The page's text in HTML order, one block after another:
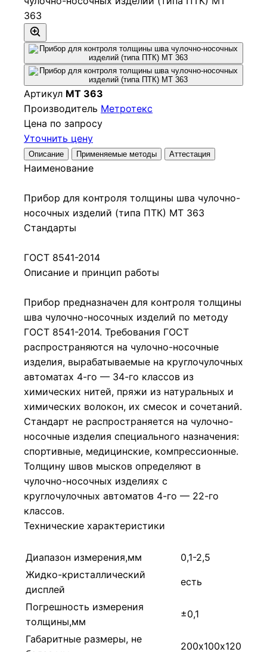
Артикул МТ 363
Производитель Метротекс
Цена по запросу
Уточнить цену
Описание Применяемые методы Аттестация
Наименование
Прибор для контроля толщины шва чулочно-
носочных изделий (типа ПТК) МТ 363
Стандарты
ГОСТ 8541-2014
Описание и принцип работы
Прибор предназначен для контроля толщины
шва чулочно-носочных изделий по методу
ГОСТ 8541-2014. Требования ГОСТ
распространяются на чулочно-носочные
изделия, вырабатываемые на круглочулочных
автоматах 4-го — 34-го классов из
химических нитей, пряжи из натуральных и
химических волокон, их смесок и сочетаний.
Стандарт не распространяется на чулочно-
носочные изделия специального назначения:
спортивные, медицинские, компрессионные.
Толщину швов мысков определяют в
чулочно-носочных изделиях с
круглочулочных автоматов 4-го — 22-го
классов.
Технические характеристики
Диапазон измерения,мм
0,1-2,5
Жидко-кристаллический
дисплей
есть
Погрешность измерения
толщины,мм
±0,1
Габаритные размеры, не
200х100х120